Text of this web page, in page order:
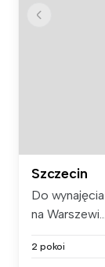
Szczecin
Do
na Warszewi...
2 pokoi